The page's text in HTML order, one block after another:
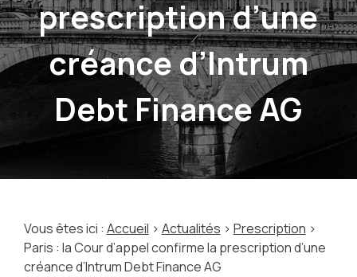
prescription d’une
créance d’Intrum
Debt Finance AG
Vous êtes ici : Accueil > Actualités > Prescription >
Paris : la Cour d’appel confirme la prescription d’une
créance d’Intrum Debt Finance AG